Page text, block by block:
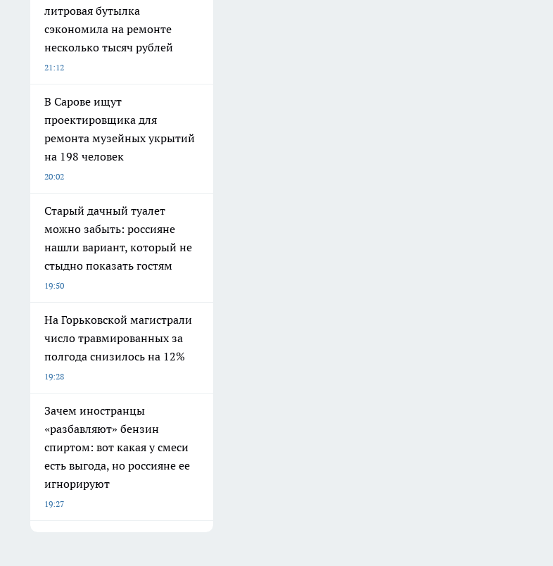
литровая бутылка
сэкономила на ремонте
несколько тысяч рублей
21:12
В Сарове ищут
проектировщика для
ремонта музейных укрытий
на 198 человек
20:02
Старый дачный туалет
можно забыть: россияне
нашли вариант, который не
стыдно показать гостям
19:50
На Горьковской магистрали
число травмированных за
полгода снизилось на 12%
19:28
Зачем иностранцы
«разбавляют» бензин
спиртом: вот какая у смеси
есть выгода, но россияне ее
игнорируют
19:27